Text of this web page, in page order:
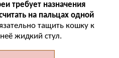
требует назначения
на пальцах одной
тащить кошку к
жидкий стул.